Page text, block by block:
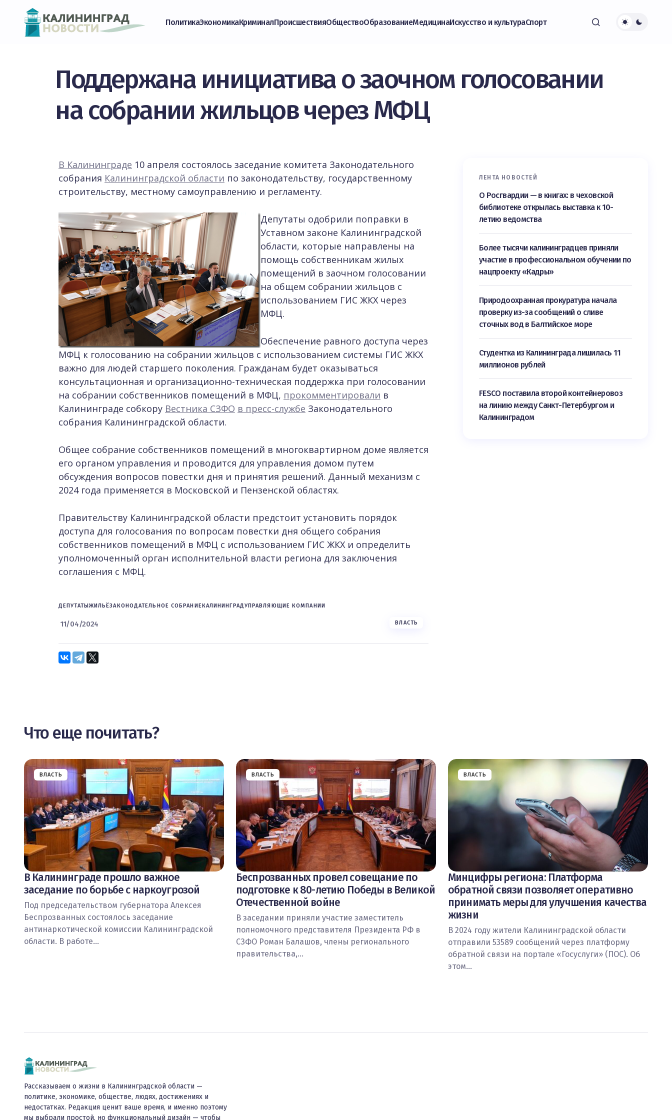
ПолитикаЭкономикаКриминалПроисшествияОбществоОбразованиеМедицинаИскусство и культураСпорт
Поддержана инициатива о заочном голосовании
на собрании жильцов через МФЦ
В Калининграде 10 апреля состоялось заседание комитета Законодательного
собрания Калининградской области по законодательству, государственному
строительству, местному самоуправлению и регламенту.
Депутаты одобрили поправки в
Уставном законе Калининградской
области, которые направлены на
помощь собственникам жилых
помещений в заочном голосовании
на общем собрании жильцов с
использованием ГИС ЖКХ через
МФЦ.
Обеспечение равного доступа через
МФЦ к голосованию на собрании жильцов с использованием системы ГИС ЖКХ
важно для людей старшего поколения. Гражданам будет оказываться
консультационная и организационно-техническая поддержка при голосовании
на собрании собственников помещений в МФЦ, прокомментировали в
Калининграде собкору Вестника СЗФО в пресс-службе Законодательного
собрания Калининградской области.
Общее собрание собственников помещений в многоквартирном доме является
его органом управления и проводится для управления домом путем
обсуждения вопросов повестки дня и принятия решений. Данный механизм с
2024 года применяется в Московской и Пензенской областях.
Правительству Калининградской области предстоит установить порядок
доступа для голосования по вопросам повестки дня общего собрания
собственников помещений в МФЦ с использованием ГИС ЖКХ и определить
уполномоченный орган исполнительной власти региона для заключения
соглашения с МФЦ.
ДЕПУТАТЫЖИЛЬЁЗАКОНОДАТЕЛЬНОЕ СОБРАНИЕКАЛИНИНГРАДУПРАВЛЯЮЩИЕ КОМПАНИИ
11/04/2024 ВЛАСТЬ
ЛЕНТА НОВОСТЕЙ
О Росгвардии — в книгах: в чеховской
библиотеке открылась выставка к 10-
летию ведомства
Более тысячи калининградцев приняли
участие в профессиональном обучении по
нацпроекту «Кадры»
Природоохранная прокуратура начала
проверку из-за сообщений о сливе
сточных вод в Балтийское море
Студентка из Калининграда лишилась 11
миллионов рублей
FESCO поставила второй контейнеровоз
на линию между Санкт-Петербургом и
Калининградом
Что еще почитать?
ВЛАСТЬ
В Калининграде прошло важное
заседание по борьбе с наркоугрозой
Под председательством губернатора Алексея
Беспрозванных состоялось заседание
антинаркотической комиссии Калининградской
области. В работе…
ВЛАСТЬ
Беспрозванных провел совещание по
подготовке к 80-летию Победы в Великой
Отечественной войне
В заседании приняли участие заместитель
полномочного представителя Президента РФ в
СЗФО Роман Балашов, члены регионального
правительства,…
ВЛАСТЬ
Минцифры региона: Платформа
обратной связи позволяет оперативно
принимать меры для улучшения качества
жизни
В 2024 году жители Калининградской области
отправили 53589 сообщений через платформу
обратной связи на портале «Госуслуги» (ПОС). Об
этом…
Рассказываем о жизни в Калининградской области —
политике, экономике, обществе, людях, достижениях и
недостатках. Редакция ценит ваше время, и именно поэтому
мы выбрали простой, но функциональный дизайн — чтобы